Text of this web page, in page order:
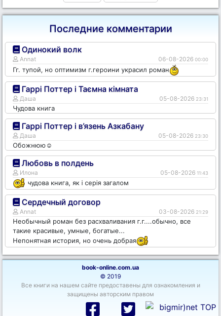
Последние комментарии
Одинокий волк
Annat 06-08-2026 00:00
Гг. тупой, но оптимизм г.героини украсил роман
Гаррі Поттер і Таємна кімната
Даша 05-08-2026 23:31
Чудова книга
Гаррі Поттер і в’язень Азкабану
Даша 05-08-2026 23:30
Обожнюю☺️
Любовь в полдень
Илона 05-08-2026 11:43
чудова книга, як і серія загалом
Сердечный договор
Annat 03-08-2026 21:29
Необычный роман без расхваливания г.г....обычно, все
такие красивые, умные, богатые...
Непонятная история, но очень добрая
book-online.com.ua
© 2019
Все книги на нашем сайте предоставены для ознакомления и
защищены авторским правом